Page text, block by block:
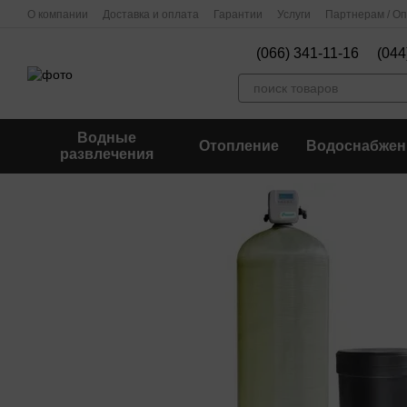
Перейти к основному контенту
О компании Доставка и оплата Гарантии Услуги Партнерам /
(066) 341-11-16
Водные
развлечения
Отопление